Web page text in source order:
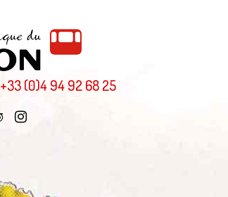
+33 (0)4 94 92 68 25